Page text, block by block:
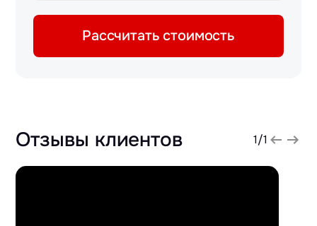
Рассчитать стоимость
Отзывы клиентов 1/1